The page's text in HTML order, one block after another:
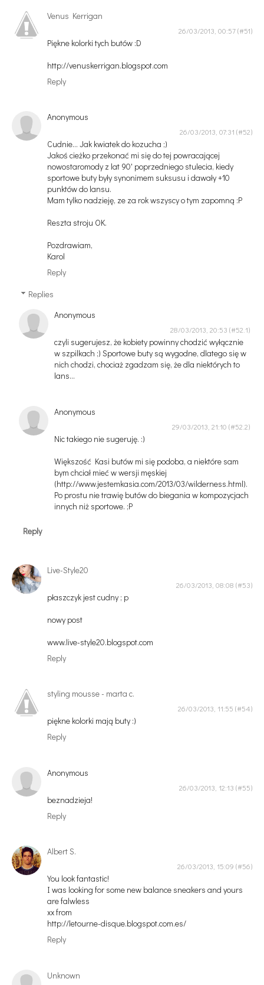
Venus Kerrigan
26/03/2013, 00:57
Piękne kolorki tych butów :D
http://venuskerrigan.blogspot.com
Reply
Anonymous
26/03/2013, 07:31
Cudnie... Jak kwiatek do kozucha ;)
Jakoś cieżko przekonać mi się do tej powracającej
nowostaromody z lat 90' poprzedniego stulecia, kiedy
sportowe buty były synonimem suksusu i dawały +10
punktów do lansu.
Mam tylko nadzieję, ze za rok wszyscy o tym zapomną :P
Reszta stroju OK.
Pozdrawiam,
Karol
Reply
Replies
Anonymous
28/03/2013, 20:53
czyli sugerujesz, że kobiety powinny chodzić wyłącznie
w szpilkach ;) Sportowe buty są wygodne, dlatego się w
nich chodzi, chociaż zgadzam się, że dla niektórych to
lans...
Anonymous
29/03/2013, 21:10
Nic takiego nie sugeruję. :)
Większość Kasi butów mi się podoba, a niektóre sam
bym chciał mieć w wersji męskiej
(http://www.jestemkasia.com/2013/03/wilderness.html).
Po prostu nie trawię butów do biegania w kompozycjach
innych niż sportowe. ;P
Reply
Live-Style20
26/03/2013, 08:08
płaszczyk jest cudny ; p
nowy post
www.live-style20.blogspot.com
Reply
styling mousse - marta c.
26/03/2013, 11:55
piękne kolorki mają buty :)
Reply
Anonymous
26/03/2013, 12:13
beznadzieja!
Reply
Albert S.
26/03/2013, 15:09
You look fantastic!
I was looking for some new balance sneakers and yours
are falwless
xx from
http://letourne-disque.blogspot.com.es/
Reply
Unknown